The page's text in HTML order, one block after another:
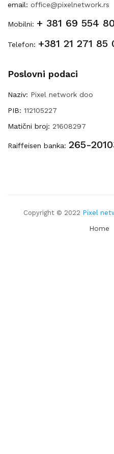
email: office@pixelnetwork.rs
Mobilni: + 381 69 554
Telefon: +381 21 271 85
Poslovni podaci
Naziv: Pixel network doo
PIB: 112105227
Matični broj: 21608297
Raiffeisen banka: 265-
Copyright © 2022 Pixel
Home